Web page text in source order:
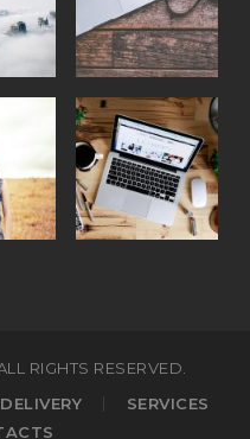
RIGHTS RESERVED.
DELIVERY
SERVICES